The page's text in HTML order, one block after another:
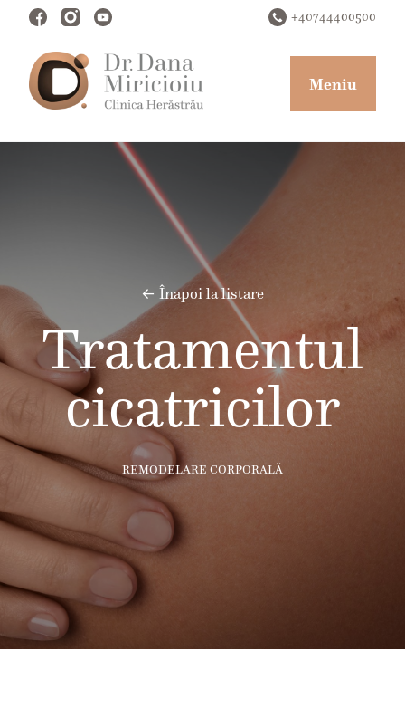
+40744400500
Meniu
← Înapoi la listare
Tratamentul
cicatricilor
REMODELARE CORPORALĂ